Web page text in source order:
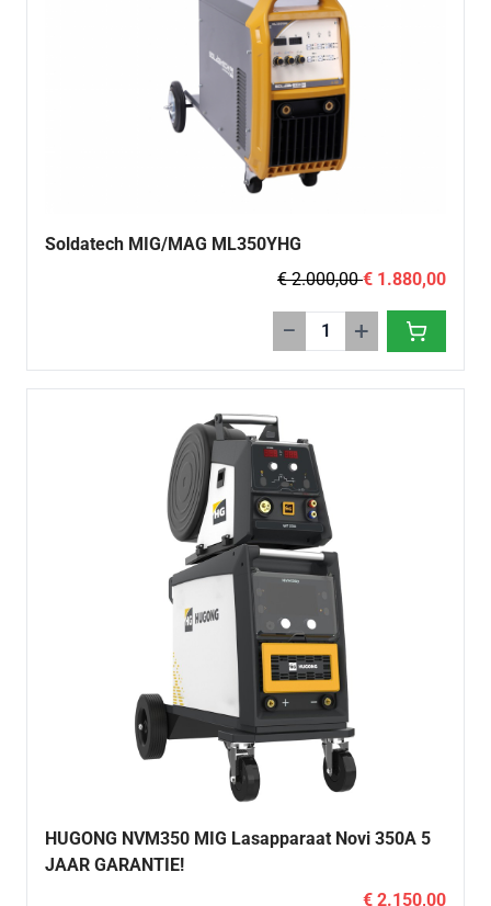
Soldatech MIG/MAG ML350YHG
€ 2.000,00€ 1.880,00
− +
HUGONG NVM350 MIG Lasapparaat Novi 350A 5
JAAR GARANTIE!
€ 2.150,00